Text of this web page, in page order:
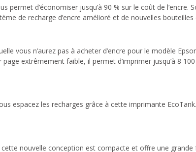
permet d’économiser jusqu’à 90 % sur le coût de
de recharge d’encre amélioré et de nouvelles
vous n’aurez pas à acheter d’encre pour le modèle
extrêmement faible, il permet d’imprimer jusqu’à 8
espacez les recharges grâce à cette imprimante
nouvelle conception est compacte et offre une grande